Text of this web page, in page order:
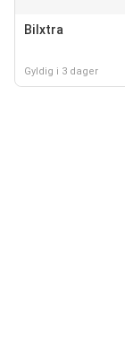
Bilxtra
Gyldig i 3 dager